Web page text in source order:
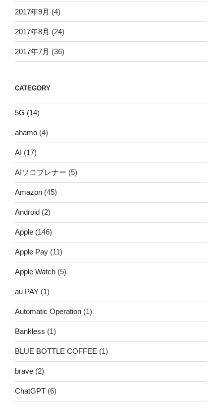
2017年9月 (4)
2017年8月 (24)
2017年7月 (36)
CATEGORY
5G (14)
ahamo (4)
AI (17)
AIソロプレナー (5)
Amazon (45)
Android (2)
Apple (146)
Apple Pay (11)
Apple Watch (5)
au PAY (1)
Automatic Operation (1)
Bankless (1)
BLUE BOTTLE COFFEE (1)
brave (2)
ChatGPT (6)